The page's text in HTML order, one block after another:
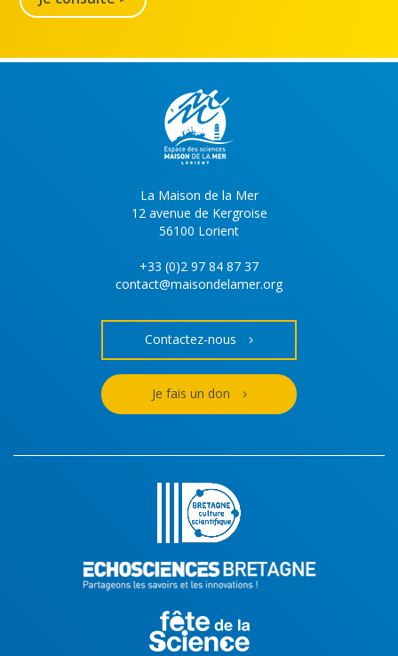
La Maison de la Mer
12 avenue de Kergroise
56100 Lorient
+33 (0)2 97 84 87 37
contact@maisondelamer.org
Contactez-nous
Je fais un don